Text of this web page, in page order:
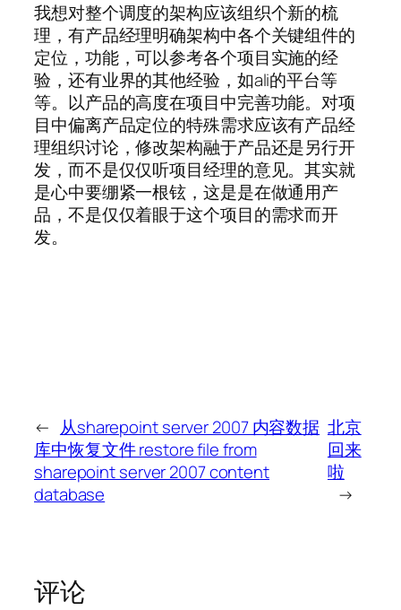
我想对整个调度的架构应该组织个新的梳
理，有产品经理明确架构中各个关键组件的
定位，功能，可以参考各个项目实施的经
验，还有业界的其他经验，如ali的平台等
等。以产品的高度在项目中完善功能。对项
目中偏离产品定位的特殊需求应该有产品经
理组织讨论，修改架构融于产品还是另行开
发，而不是仅仅听项目经理的意见。其实就
是心中要绷紧一根铉，这是是在做通用产
品，不是仅仅着眼于这个项目的需求而开
发。
← 从sharepoint server 2007 内容数据
库中恢复文件 restore file from
sharepoint server 2007 content
database
北京
回来
啦
→
评论